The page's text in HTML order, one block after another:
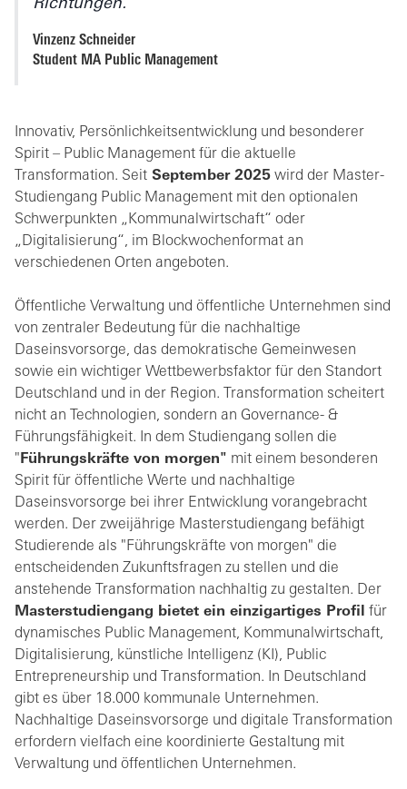
Richtungen.
Vinzenz Schneider
Student MA Public Management
Innovativ, Persönlichkeitsentwicklung und besonderer
Spirit – Public Management für die aktuelle
Transformation. Seit September 2025 wird der Master-
Studiengang Public Management mit den optionalen
Schwerpunkten „Kommunalwirtschaft“ oder
„Digitalisierung“, im Blockwochenformat an
verschiedenen Orten angeboten.
Öffentliche Verwaltung und öffentliche Unternehmen sind
von zentraler Bedeutung für die nachhaltige
Daseinsvorsorge, das demokratische Gemeinwesen
sowie ein wichtiger Wettbewerbsfaktor für den Standort
Deutschland und in der Region. Transformation scheitert
nicht an Technologien, sondern an Governance- &
Führungsfähigkeit. In dem Studiengang sollen die
" Führungskräfte von morgen" mit einem besonderen
Spirit für öffentliche Werte und nachhaltige
Daseinsvorsorge bei ihrer Entwicklung vorangebracht
werden. Der zweijährige Masterstudiengang befähigt
Studierende als "Führungskräfte von morgen" die
entscheidenden Zukunftsfragen zu stellen und die
anstehende Transformation nachhaltig zu gestalten. Der
Masterstudiengang bietet ein einzigartiges Profil
für
dynamisches Public Management, Kommunalwirtschaft,
Digitalisierung, künstliche Intelligenz (KI), Public
Entrepreneurship und Transformation. In Deutschland
gibt es über 18.000 kommunale Unternehmen.
Nachhaltige Daseinsvorsorge und digitale Transformation
erfordern vielfach eine koordinierte Gestaltung mit
Verwaltung und öffentlichen Unternehmen.